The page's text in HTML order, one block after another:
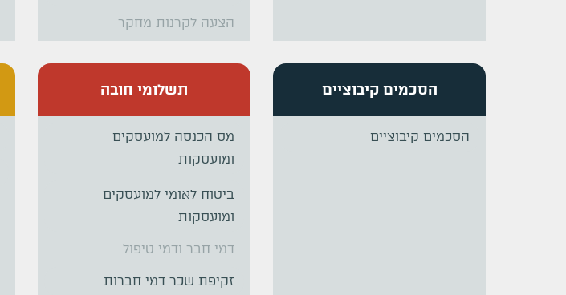
הצעה לקרנות מחקר
הסכמים קיבוציים
הסכמים קיבוציים
תשלומי חובה
מס הכנסה למועסקים
ומועסקות
ביטוח לאומי למועסקים
ומועסקות
דמי חבר ודמי טיפול
זקיפת שכר דמי חברות